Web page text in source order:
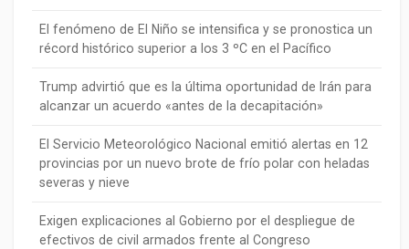
El fenómeno de El Niño se intensifica y se pronostica un
récord histórico superior a los 3 ºC en el Pacífico
Trump advirtió que es la última oportunidad de Irán para
alcanzar un acuerdo «antes de la decapitación»
El Servicio Meteorológico Nacional emitió alertas en 12
provincias por un nuevo brote de frío polar con heladas
severas y nieve
Exigen explicaciones al Gobierno por el despliegue de
efectivos de civil armados frente al Congreso